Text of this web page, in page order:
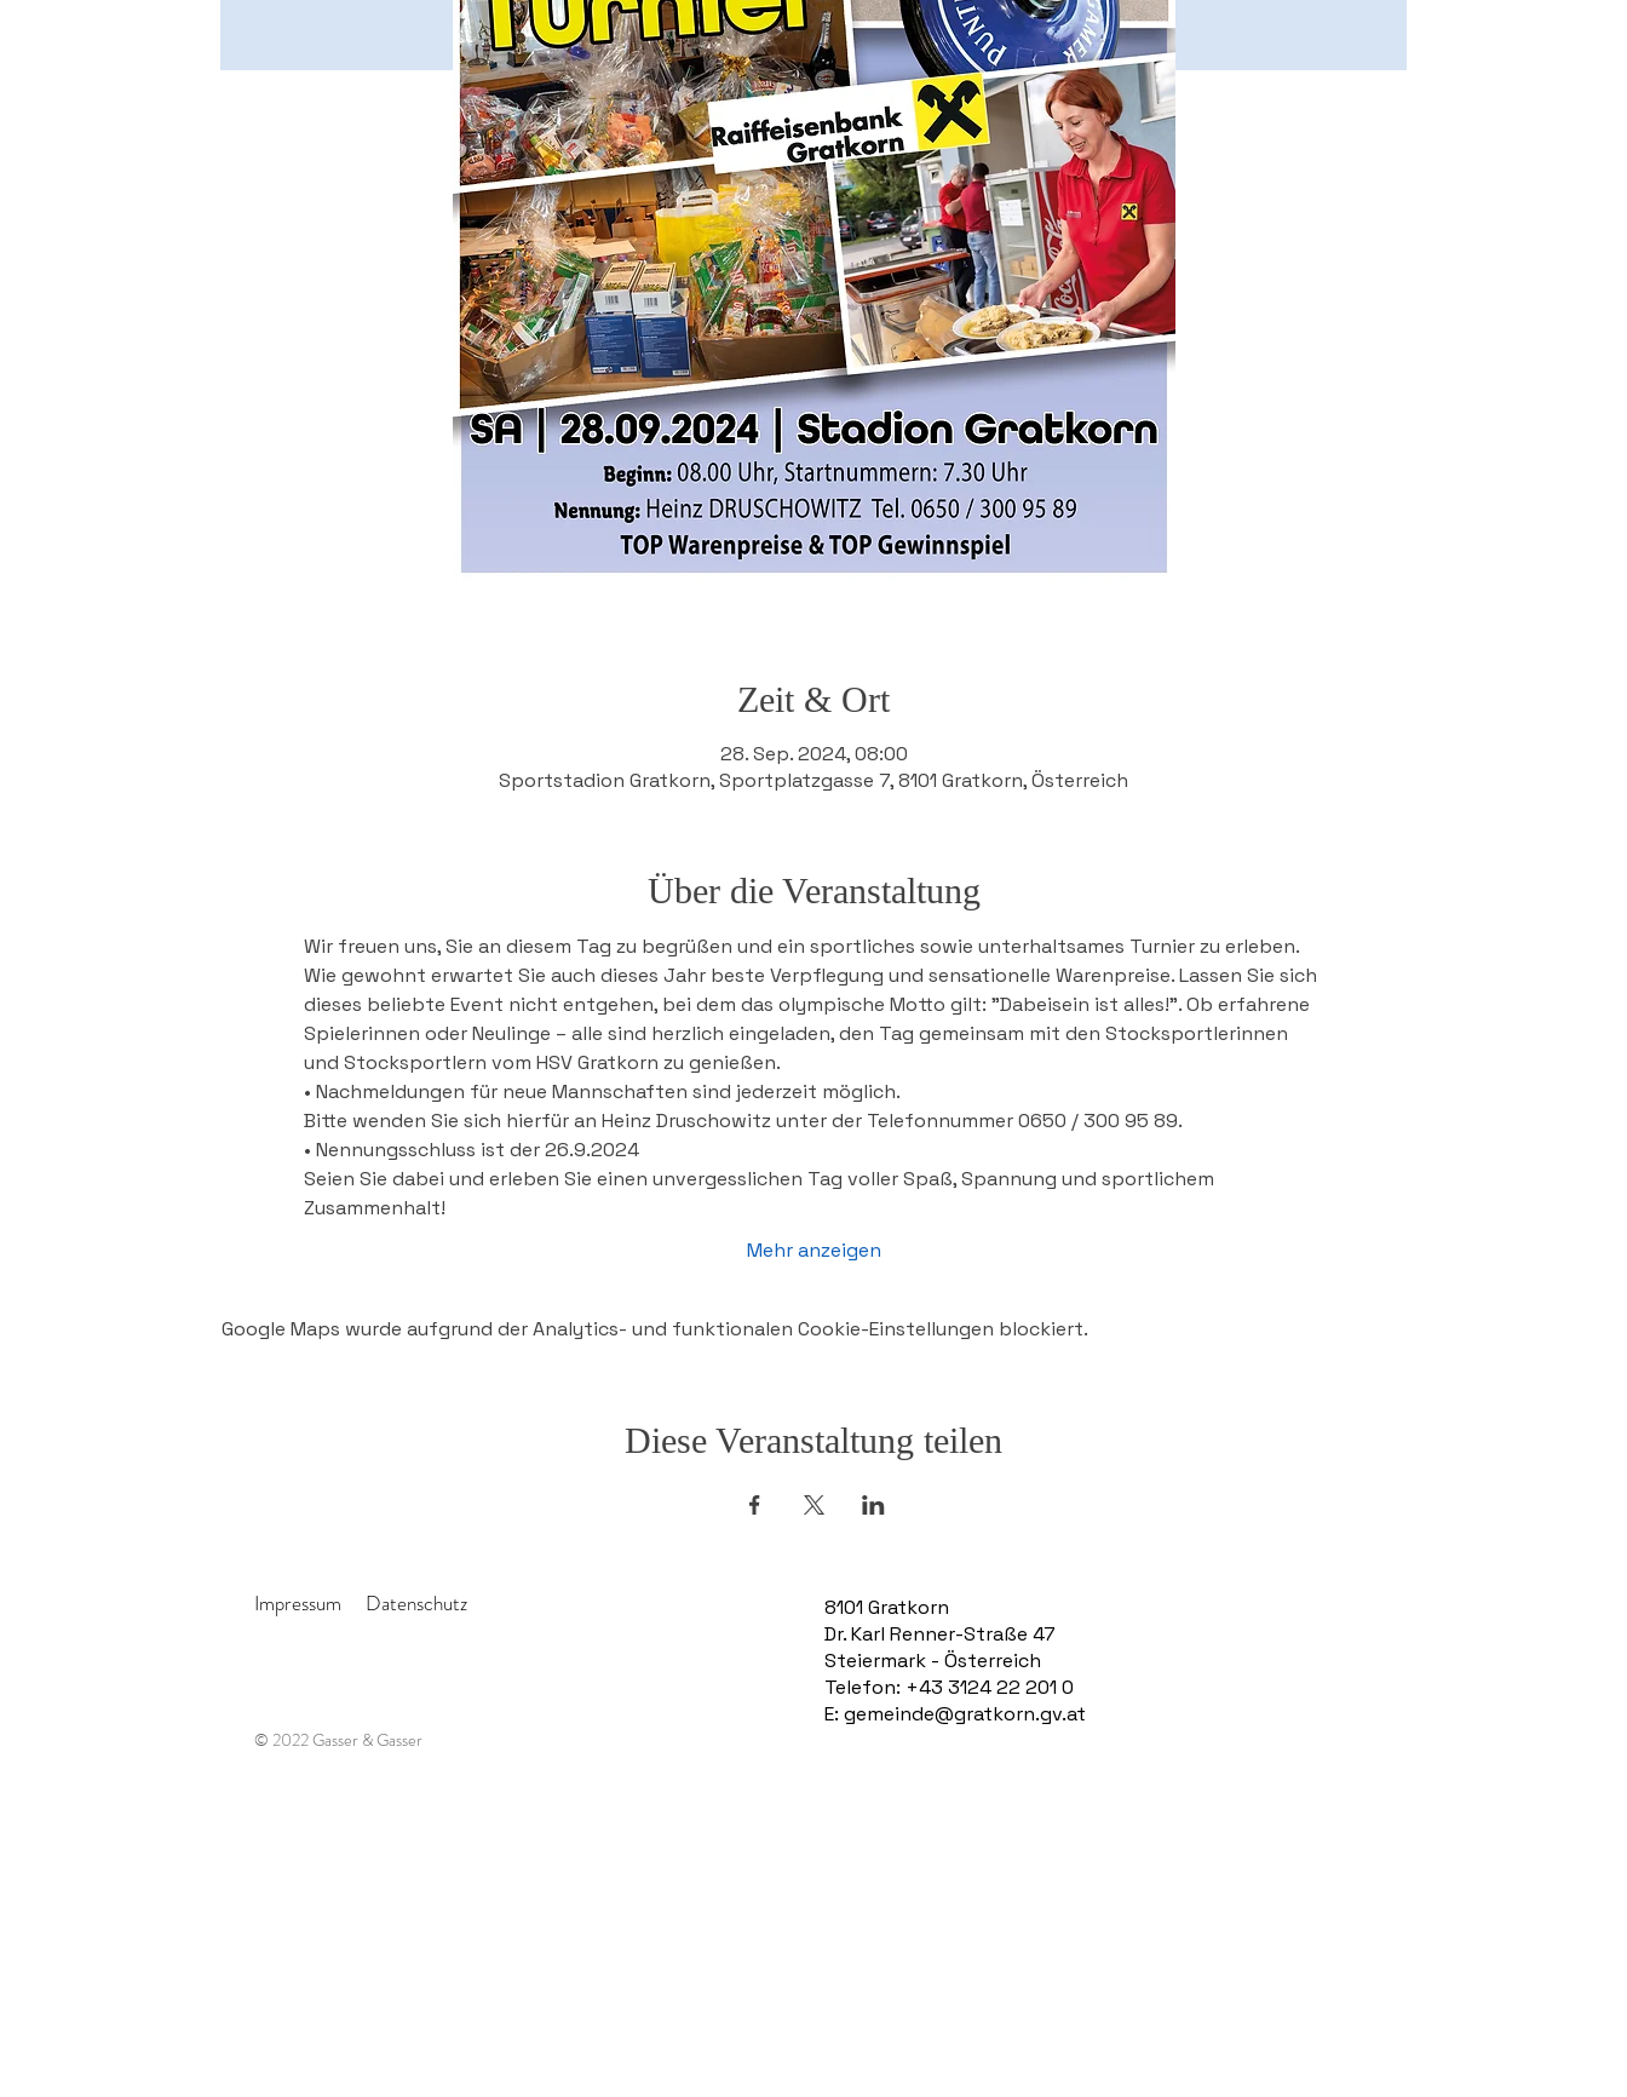
Zeit & Ort
28. Sep. 2024, 08:00
Sportstadion Gratkorn, Sportplatzgasse 7, 8101 Gratkorn, Österreich
Über die Veranstaltung
Wir freuen uns, Sie an diesem Tag zu begrüßen und ein sportliches sowie unterhaltsames Turnier zu erleben.
Wie gewohnt erwartet Sie auch dieses Jahr beste Verpflegung und sensationelle Warenpreise. Lassen Sie sich
dieses beliebte Event nicht entgehen, bei dem das olympische Motto gilt: "Dabeisein ist alles!". Ob erfahrene
Spielerinnen oder Neulinge – alle sind herzlich eingeladen, den Tag gemeinsam mit den Stocksportlerinnen
und Stocksportlern vom HSV Gratkorn zu genießen.
• Nachmeldungen für neue Mannschaften sind jederzeit möglich.
Bitte wenden Sie sich hierfür an Heinz Druschowitz unter der Telefonnummer 0650 / 300 95 89.
• Nennungsschluss ist der 26.9.2024
Seien Sie dabei und erleben Sie einen unvergesslichen Tag voller Spaß, Spannung und sportlichem
Zusammenhalt!
Mehr anzeigen
Google Maps wurde aufgrund der Analytics- und funktionalen Cookie-Einstellungen blockiert.
Diese Veranstaltung teilen
Impressum Datenschutz
8101 Gratkorn
Dr. Karl Renner-Straße 47
Steiermark - Österreich
Telefon: +43 3124 22 201 0
E: gemeinde@gratkorn.gv.at
© 2022 Gasser & Gasser